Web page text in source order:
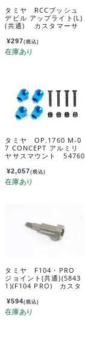
タミヤ RCCブッシュ
デビル アップライト(L)
(共通) カスタマーサ
69-020
¥297(税込)
タミヤ OP.1760 M-0
7 CONCEPT アルミリ
ヤサスマウント 54760
¥2,057(税込)
タミヤ F104・PRO
ジョイント(共通)(5843
1)(F104 PRO) カスタ
3450182-000
¥594(税込)